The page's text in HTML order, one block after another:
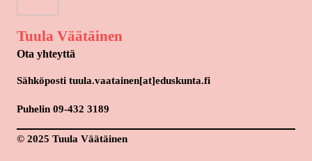
Tuula Väätäinen
Ota yhteyttä
Sähköposti tuula.vaatainen[at]eduskunta.fi
Puhelin 09-432 3189
© 2025 Tuula Väätäinen